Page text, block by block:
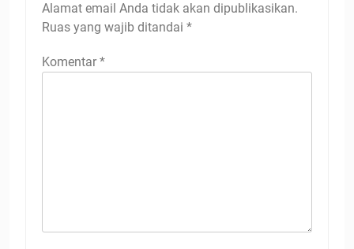
Alamat email Anda tidak akan dipublikasikan.
Ruas yang wajib ditandai *
Komentar *